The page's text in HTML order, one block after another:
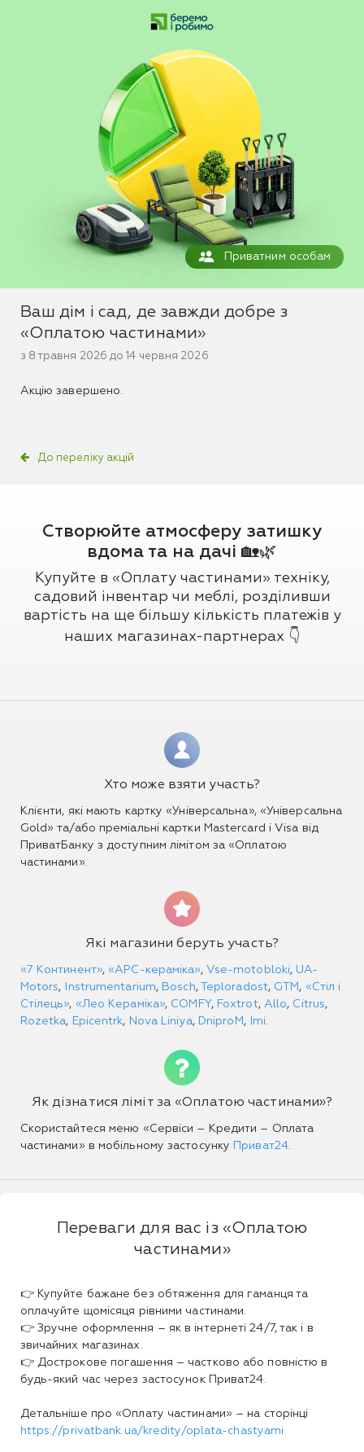
Приватним особам
До переліку акцій
Ваш дім і сад, де завжди добре з
«Оплатою частинами»
з 8 травня 2026 до 14 червня 2026
Акцію завершено.
Створюйте атмосферу затишку
вдома та на дачі 🏡🌿
Купуйте в «Оплату частинами» техніку,
садовий інвентар чи меблі, розділивши
вартість на ще більшу кількість платежів у
наших магазинах-партнерах 👇
Хто може взяти участь?
Клієнти, які мають картку «Універсальна», «Універсальна
Gold» та/або преміальні картки Mastercard і Visa від
ПриватБанку з доступним лімітом за «Оплатою
частинами».
Які магазини беруть участь?
«7 Континент», «АРС-кераміка», Vse-motobloki, UA-
Motors, Instrumentarium, Bosch, Teploradost, GTM , «Стіл і
Стілець», «Лео Кераміка», COMFY, Foxtrot, Allo, Citrus,
Rozetka, Epicentrk, Nova Liniya, DniproM , Imi
Як дізнатися ліміт за «Оплатою частинами»?
Скористайтеся меню «Сервіси – Кредити – Оплата
частинами» в мобільному застосунку Приват24.
Переваги для вас із «Оплатою
частинами»
👉 Купуйте бажане без обтяження для гаманця та
оплачуйте щомісяця рівними частинами.
👉 Зручне оформлення – як в інтернеті 24/7, так і в
звичайних магазинах.
👉 Дострокове погашення – частково або повністю в
будь-який час через застосунок Приват24.
Детальніше про «Оплату частинами» – на сторінці
https://privatbank.ua/kredity/oplata-chastyami